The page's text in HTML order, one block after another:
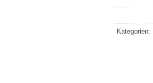
Kategorien: